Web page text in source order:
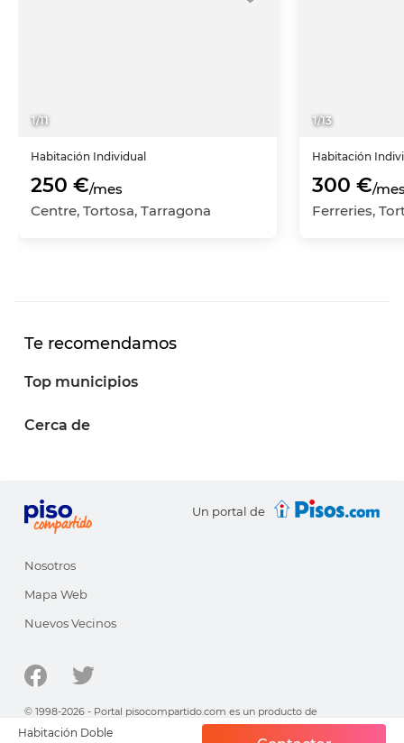
1/11
Habitación Individual
250 €/mes
Centre, Tortosa, Tarragona
1/13
Habitación
300 €/
Ferreries,
Habitación Doble
Te recomendamos
Top municipios
Cerca de
Un portal de
Nosotros
Mapa Web
Nuevos Vecinos
© 1998-2026 - Portal pisocompartido.com es un producto de